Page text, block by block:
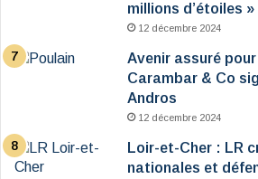
millions d’étoiles »
12 décembre 2024
Avenir assuré pour
Carambar & Co
Andros
12 décembre 2024
Loir-et-Cher : LR
nationales et